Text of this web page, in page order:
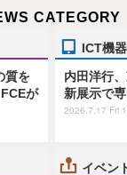
CATEGORY
質を
が
ICT機器
内田洋行
新展示で
2026.7.17 Fri
イベン